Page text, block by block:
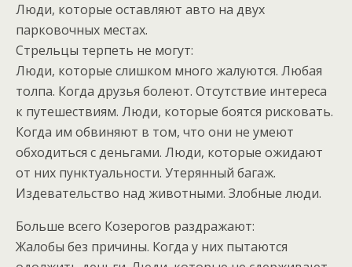
Люди, которые оставляют авто на двух
парковочных местах.
Стрельцы терпеть не могут:
Люди, которые слишком много жалуются. Любая
толпа. Когда друзья болеют. Отсутствие интереса
к путешествиям. Люди, которые боятся рисковать.
Когда им обвиняют в том, что они не умеют
обходиться с деньгами. Люди, которые ожидают
от них пунктуальности. Утерянный багаж.
Издевательство над животными. Злобные люди.
Больше всего Козерогов раздражают:
Жалобы без причины. Когда у них пытаются